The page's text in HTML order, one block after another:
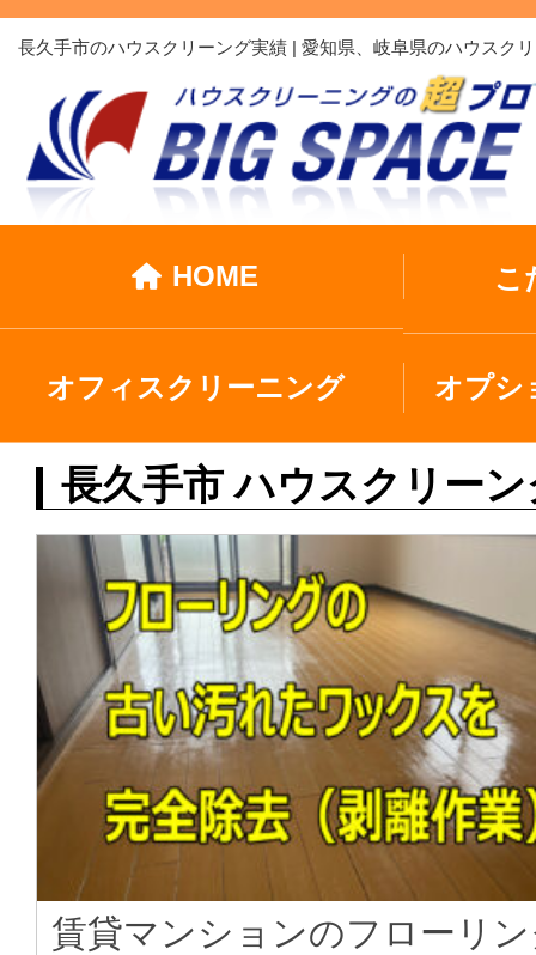
長久手市のハウスクリーング実績 | 愛知県、岐阜県のハウスク
HOME こ
オフィスクリーニング オプシ
長久手市 ハウスクリー
賃貸マンションのフローリ